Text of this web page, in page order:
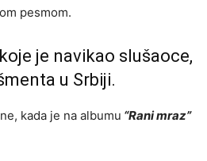
pesmom.
je navikao slušaoce,
u Srbiji.
kada je na albumu “Rani mraz”